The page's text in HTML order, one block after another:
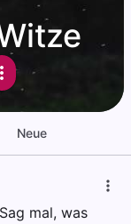
Neue
mal, was